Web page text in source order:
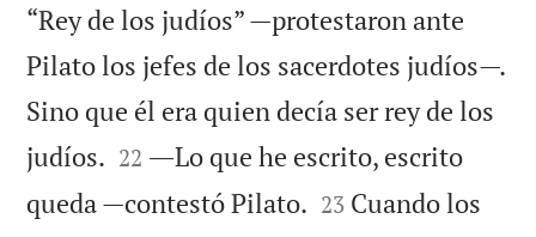
“Rey de los judíos” —protestaron ante
Pilato los jefes de los sacerdotes judíos—.
Sino que él era quien decía ser rey de los
judíos. 

22 ―Lo que he escrito, escrito
queda —contestó Pilato. 

23 Cuando los